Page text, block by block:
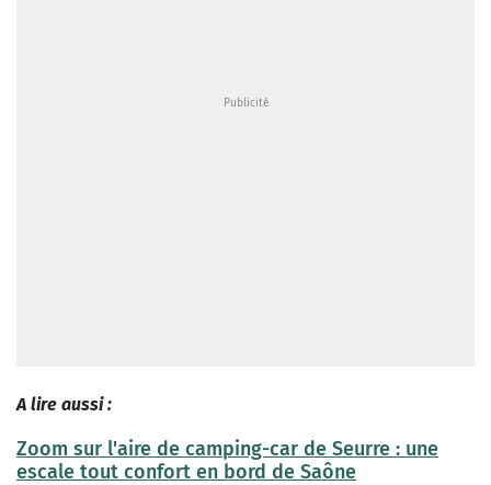
A lire aussi :
Zoom sur l'aire de camping-car de Seurre : une
escale tout confort en bord de Saône